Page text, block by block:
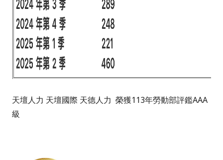
天壇人力 天壇國際 天德人力 榮獲113年勞動部評鑑AAA
級